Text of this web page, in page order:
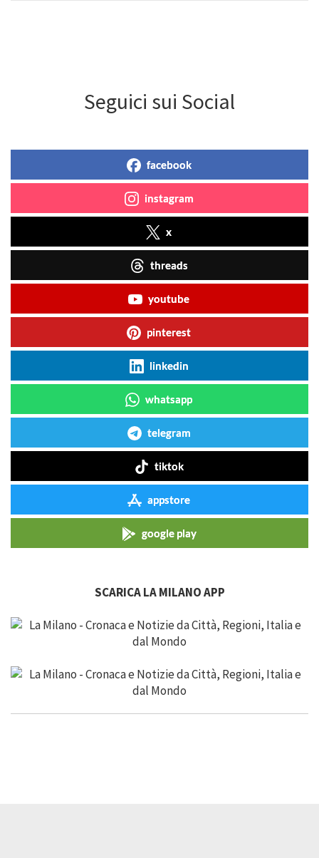
Seguici sui Social
facebook
instagram
x
threads
youtube
pinterest
linkedin
whatsapp
telegram
tiktok
appstore
google play
SCARICA LA MILANO APP